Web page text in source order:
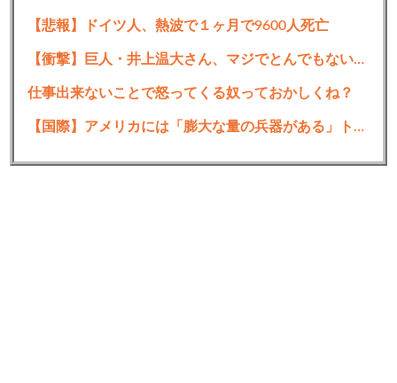
【悲報】ドイツ人、熱波で１ヶ月で9600人死亡
【衝撃】巨人・井上温大さん、マジでとんでもない事態にwww
仕事出来ないことで怒ってくる奴っておかしくね？
【国際】アメリカには「膨大な量の兵器がある」トランプおやびんが主張 在庫枯渇の報道受け